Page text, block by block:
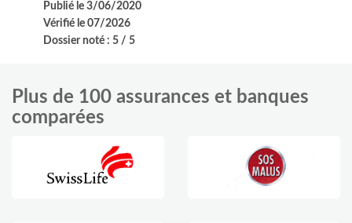
Publié le 3/06/2020
Vérifié le 07/2026
Dossier noté : 5 / 5
Plus de 100 assurances et banques
comparées